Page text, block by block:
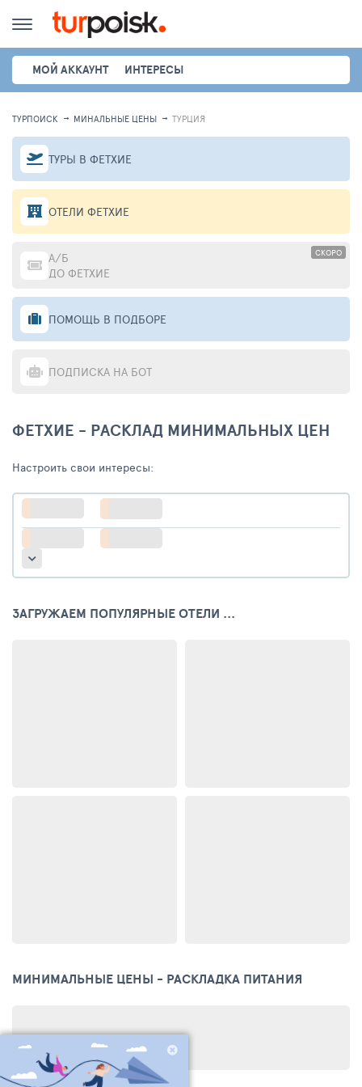
МОЙ АККАУНТ ИНТЕРЕСЫ
ТУРПОИСК МИНАЛЬНЫЕ ЦЕНЫ ТУРЦИЯ
ТУРЫ В ФЕТХИЕ
ОТЕЛИ ФЕТХИЕ
СКОРО
А/Б
ДО ФЕТХИЕ
ПОМОЩЬ В ПОДБОРЕ
ПОДПИСКА НА БОТ
ФЕТХИЕ - РАСКЛАД МИНИМАЛЬНЫХ ЦЕН
Настроить свои интересы:
ЗАГРУЖАЕМ ПОПУЛЯРНЫЕ ОТЕЛИ ...
МИНИМАЛЬНЫЕ ЦЕНЫ - РАСКЛАДКА ПИТАНИЯ